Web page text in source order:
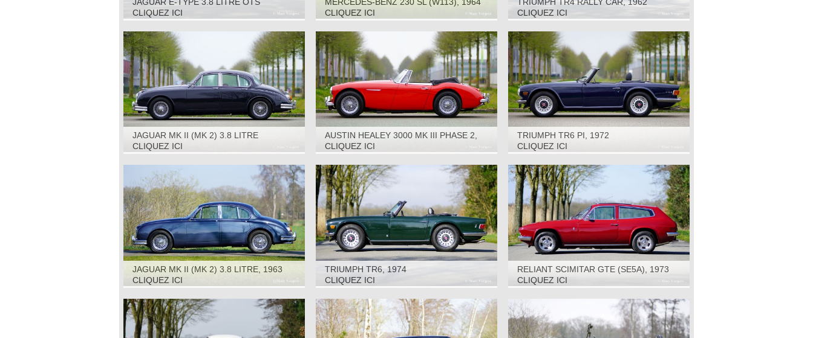
(ROADSTER) S1, 1964
CLIQUEZ ICI
CLIQUEZ ICI
CLIQUEZ ICI
JAGUAR MK II (MK 2) 3.8 LITRE
AUTOMATIC, 1963
CLIQUEZ ICI
AUSTIN HEALEY 3000 MK III PHASE 2,
1968
CLIQUEZ ICI
TRIUMPH TR6 PI, 1972
CLIQUEZ ICI
JAGUAR MK II (MK 2) 3.8 LITRE, 1963
CLIQUEZ ICI
TRIUMPH TR6, 1974
CLIQUEZ ICI
RELIANT SCIMITAR GTE (SE5A), 1973
CLIQUEZ ICI